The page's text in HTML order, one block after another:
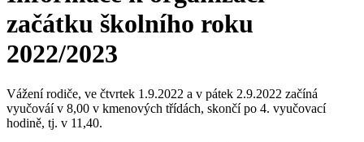
začátku školního roku
2022/2023
Vážení rodiče, ve čtvrtek 1.9.2022 a v pátek 2.9.2022 začíná
vyučováí v 8,00 v kmenových třídách, skončí po 4. vyučovací
hodině, tj. v 11,40.